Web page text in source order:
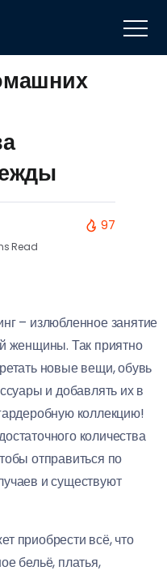
Read
97
– излюбленное занятие
женщины. Так приятно
новые вещи, обувь
и добавлять их в
коллекцию!
количества
отправиться по
и существуют
приобрести всё, что
бельё, платья,